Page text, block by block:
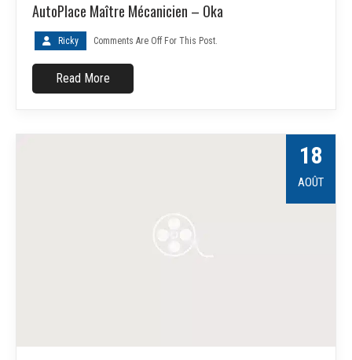
AutoPlace Maître Mécanicien – Oka
Ricky Comments Are Off For This Post.
Read More
18
AOÛT